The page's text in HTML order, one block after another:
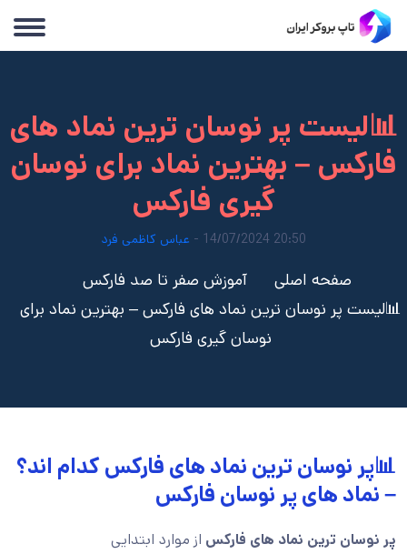
📊لیست پر نوسان ترین نماد های
فارکس – بهترین نماد برای نوسان
گیری فارکس
20:50 14/07/2024 - عباس کاظمی فرد
صفحه اصلی
آموزش صفر تا صد فارکس
📊لیست پر نوسان ترین نماد های فارکس – بهترین نماد برای
نوسان گیری فارکس
📊پر نوسان ترین نماد های فارکس کدام اند؟
– نماد های پر نوسان فارکس
پر نوسان ترین نماد های فارکس از موارد ابتدایی